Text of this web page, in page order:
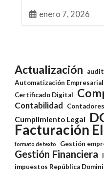
enero 7, 2026
Actualización
Automatización Empresarial
Certificado Digital
Contabilidad Contadores
Cumplimiento Legal
Facturación
formato de texto
Gestión
Gestión Financiera
impuestos República